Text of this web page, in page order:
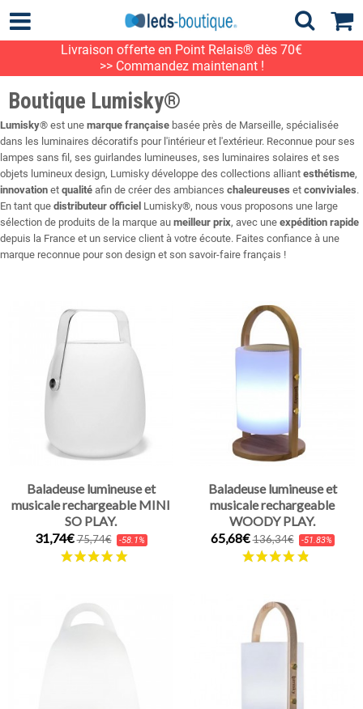
Livraison offerte en Point Relais® dès 70€
>> Commandez maintenant !
Boutique Lumisky®
Lumisky® est une marque française basée près de Marseille, spécialisée
dans les luminaires décoratifs pour l'intérieur et l'extérieur. Reconnue pour ses
lampes sans fil, ses guirlandes lumineuses, ses luminaires solaires et ses
objets lumineux design, Lumisky développe des collections alliant esthétisme,
innovation et qualité afin de créer des ambiances chaleureuses et conviviales.
En tant que distributeur officiel Lumisky®, nous vous proposons une large
sélection de produits de la marque au meilleur prix, avec une expédition rapide
depuis la France et un service client à votre écoute. Faites confiance à une
marque reconnue pour son design et son savoir-faire français !
Baladeuse lumineuse et
musicale rechargeable MINI
SO PLAY.
31,74€75,74€ -58.1%
Baladeuse lumineuse et
musicale rechargeable
WOODY PLAY.
65,68€136,34€ -51.83%